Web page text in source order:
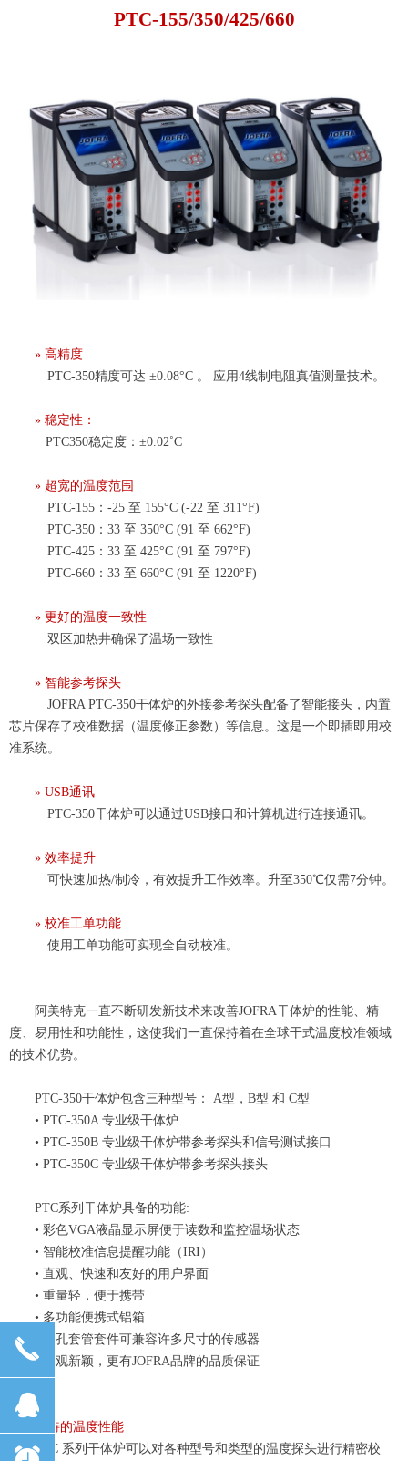
PTC-155/350/425/660
» 高精度
PTC-350精度可达 ±0.08°C 。 应用4线制电阻真值测量技术。
» 稳定性：
PTC350稳定度： ±0.02˚C
» 超宽的温度范围
PTC-155：-25 至 155°C (-22 至 311°F)
PTC-350：33 至 350°C (91 至 662°F)
PTC-425：33 至 425°C (91 至 797°F)
PTC-660：33 至 660°C (91 至 1220°F)
» 更好的温度一致性
双区加热井确保了温场一致性
» 智能参考探头
JOFRA PTC-350干体炉的外接参考探头配备了智能接头，内置
芯片保存了校准数据（温度修正参数 ） 等信息。这是一个即插即用校
准系统。
» USB通讯
PTC-350干体炉可以通过USB接口和计算机进行连接通讯。
» 效率提升
可快速加热/制冷，有效提升工作效率。升至350℃仅需7分钟。
» 校准工单功能
使用工单功能可实现全自动校准。
阿美特克一直不断研发新技术来改善JOFRA干体炉的性能、精
度、易用性和功能性，这使我们一直保持着在全球干式温度校准领域
的技术优势。
PTC-350干体炉包含三种型号： A型 ， B型 和 C型
• PTC-350A 专业级干体炉
• PTC-350B 专业级干体炉带参考探头和信号测试接口
• PTC-350C 专业级干体炉带参考探头接头
PTC系列 干体炉具备的功能:
• 彩色VGA液晶显示屏便于读数和 监控温场状态
• 智能校准信息提醒功能 （IRI ）
• 直观、快速和友好的用户界面
• 重量轻，便于携带
• 多功能便携式铝箱
多孔套管套件可兼容许多 尺寸的传感器
• 外观新颖，更有JOFRA品牌的品质保证
独特的温度性能
PTC 系列干体炉可以对各种型号和类型的温度探头进行精密校
끅
뀩